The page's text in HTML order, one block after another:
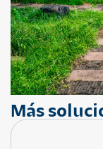
Más